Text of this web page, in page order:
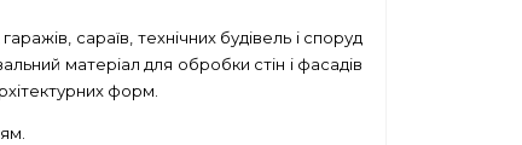
сараїв, технічних будівель і споруд
матеріал для обробки стін і фасадів
форм.